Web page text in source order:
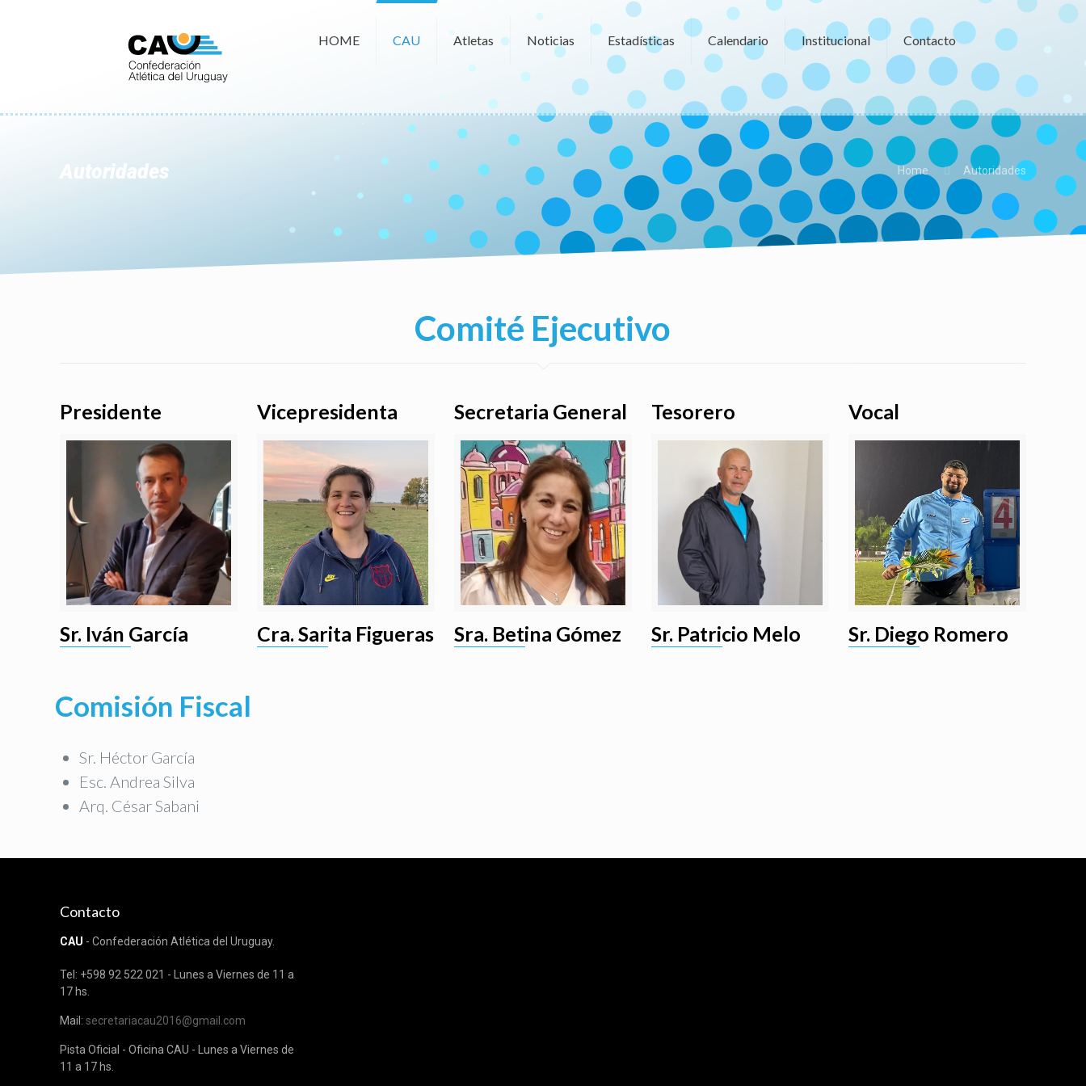
HOME CAU Atletas Noticias Estadísticas Calendario Institucional Contacto
Autoridades Home Autoridades
Comité Ejecutivo
Presidente
Sr. Iván García
Vicepresidenta
Cra. Sarita Figueras
Secretaria General
Sra. Betina Gómez
Tesorero
Sr. Patricio Melo
Vocal
Sr. Diego Romero
Comisión Fiscal
Sr. Héctor García
Esc. Andrea Silva
Arq. César Sabani
Contacto
CAU - Confederación Atlética del Uruguay.
Tel: +598 92 522 021 - Lunes a Viernes de 11 a
17 hs.
Mail:secretariacau2016@gmail.com
Pista Oficial - Oficina CAU - Lunes a Viernes de
11 a 17 hs.